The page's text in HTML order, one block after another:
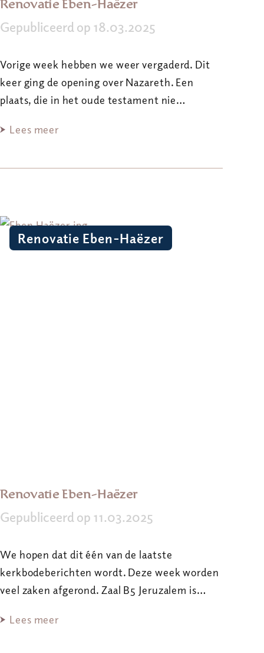
Renovatie Eben-Haëzer
Gepubliceerd op 18.03.2025
Vorige week hebben we weer vergaderd. Dit
keer ging de opening over Nazareth. Een
plaats, die in het oude testament nie…
Lees meer
Renovatie Eben-Haëzer
Renovatie Eben-Haëzer
Gepubliceerd op 11.03.2025
We hopen dat dit één van de laatste
kerkbodeberichten wordt. Deze week worden
veel zaken afgerond. Zaal B5 Jeruzalem is…
Lees meer